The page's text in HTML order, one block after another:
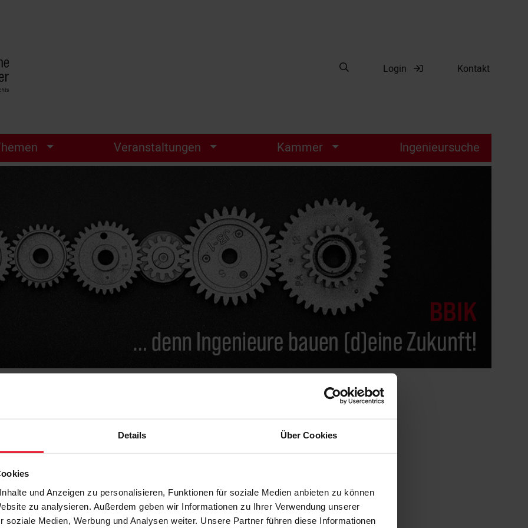
Details Über Cookies
und Anzeigen zu personalisieren, Funktionen für soziale Medien anbieten zu können
zu analysieren. Außerdem geben wir Informationen zu Ihrer Verwendung unserer
soziale Medien, Werbung und Analysen weiter. Unsere Partner führen diese Informationen
Suche öffnenLogin Kontakt
Veranstaltungen Kammer Ingenieursuche
ausgeschöpft
effizienten Gebäuden (EH/EG 40) hat
das zur Verfügung stehende Budget
/ Effizienzgebäude 40 (EH/EG 40) –
bereits im Laufe des Vormittags